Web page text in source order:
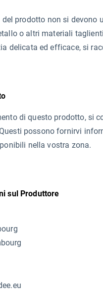
del prodotto non si devono
o altri materiali
delicata ed efficace, si
di questo prodotto, si
possono fornirvi
nella vostra zona.
sul Produttore